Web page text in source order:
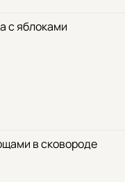
с яблоками
в сковороде